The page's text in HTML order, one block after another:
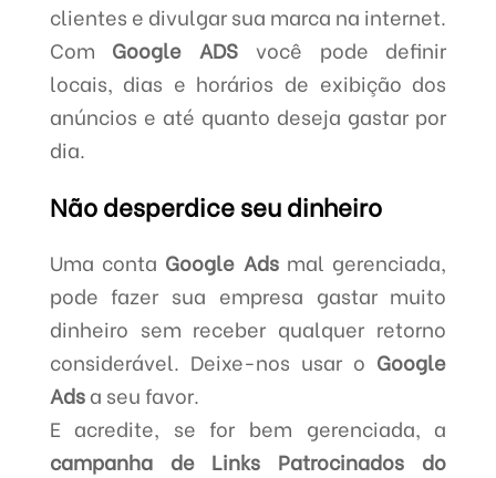
clientes e divulgar sua marca na internet.
Com Google ADS você pode definir
locais, dias e horários de exibição dos
anúncios e até quanto deseja gastar por
dia.
Não desperdice seu dinheiro
Uma conta Google Adsmal gerenciada,
pode fazer sua empresa gastar muito
dinheiro sem receber qualquer retorno
considerável. Deixe-nos usar o Google
Adsa seu favor.
E acredite, se for bem gerenciada, a
campanha de Links Patrocinados do